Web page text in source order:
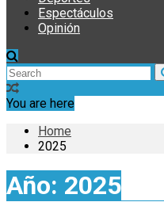
Espectáculos
Opinión
You are here
Home
2025
Año: 2025